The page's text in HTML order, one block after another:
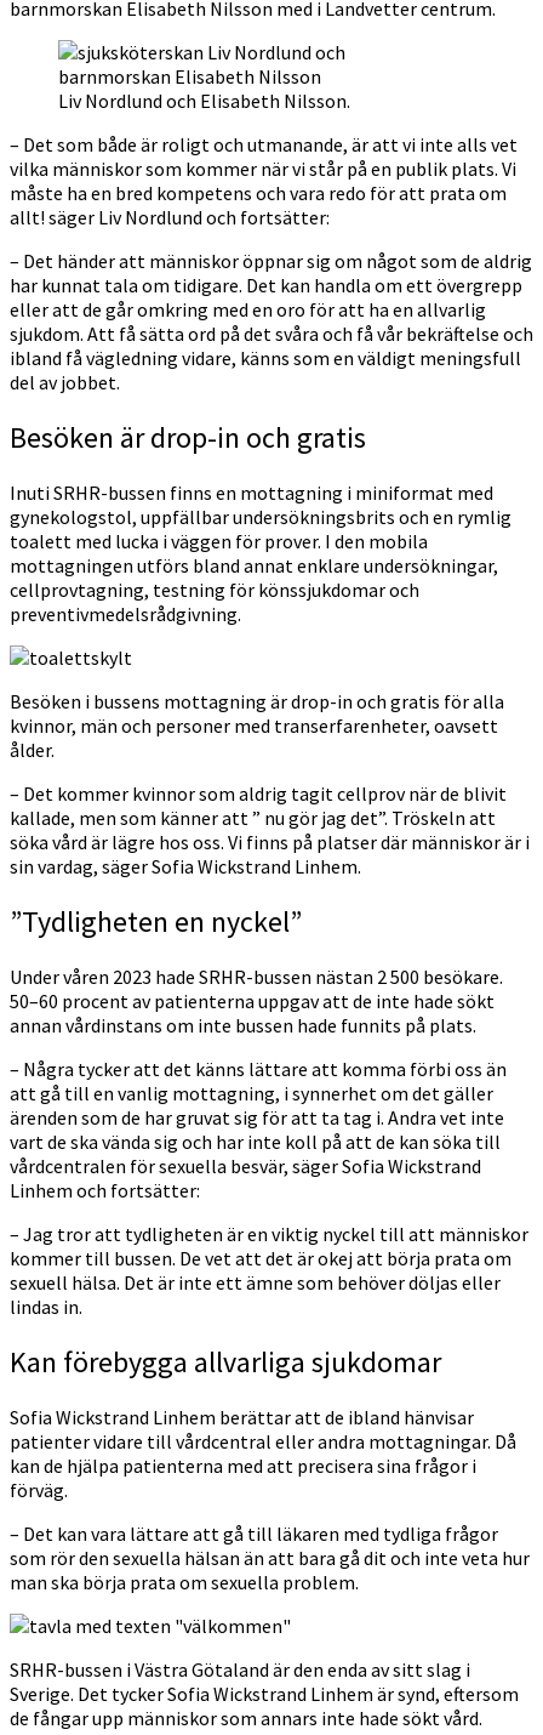
barnmorskan Elisabeth Nilsson med i Landvetter centrum.
Liv Nordlund och Elisabeth Nilsson.
– Det som både är roligt och utmanande, är att vi inte alls vet
vilka människor som kommer när vi står på en publik plats. Vi
måste ha en bred kompetens och vara redo för att prata om
allt! säger Liv Nordlund och fortsätter:
– Det händer att människor öppnar sig om något som de aldrig
har kunnat tala om tidigare. Det kan handla om ett övergrepp
eller att de går omkring med en oro för att ha en allvarlig
sjukdom. Att få sätta ord på det svåra och få vår bekräftelse och
ibland få vägledning vidare, känns som en väldigt meningsfull
del av jobbet.
Besöken är drop-in och gratis
Inuti SRHR-bussen finns en mottagning i miniformat med
gynekologstol, uppfällbar undersökningsbrits och en rymlig
toalett med lucka i väggen för prover. I den mobila
mottagningen utförs bland annat enklare undersökningar,
cellprovtagning, testning för könssjukdomar och
preventivmedelsrådgivning.
Besöken i bussens mottagning är drop-in och gratis för alla
kvinnor, män och personer med transerfarenheter, oavsett
ålder.
– Det kommer kvinnor som aldrig tagit cellprov när de blivit
kallade, men som känner att ” nu gör jag det”. Tröskeln att
söka vård är lägre hos oss. Vi finns på platser där människor är i
sin vardag, säger Sofia Wickstrand Linhem.
”Tydligheten en nyckel”
Under våren 2023 hade SRHR-bussen nästan 2 500 besökare.
50–60 procent av patienterna uppgav att de inte hade sökt
annan vårdinstans om inte bussen hade funnits på plats.
– Några tycker att det känns lättare att komma förbi oss än
att gå till en vanlig mottagning, i synnerhet om det gäller
ärenden som de har gruvat sig för att ta tag i. Andra vet inte
vart de ska vända sig och har inte koll på att de kan söka till
vårdcentralen för sexuella besvär, säger Sofia Wickstrand
Linhem och fortsätter:
– Jag tror att tydligheten är en viktig nyckel till att människor
kommer till bussen. De vet att det är okej att börja prata om
sexuell hälsa. Det är inte ett ämne som behöver döljas eller
lindas in.
Kan förebygga allvarliga sjukdomar
Sofia Wickstrand Linhem berättar att de ibland hänvisar
patienter vidare till vårdcentral eller andra mottagningar. Då
kan de hjälpa patienterna med att precisera sina frågor i
förväg.
– Det kan vara lättare att gå till läkaren med tydliga frågor
som rör den sexuella hälsan än att bara gå dit och inte veta hur
man ska börja prata om sexuella problem.
SRHR-bussen i Västra Götaland är den enda av sitt slag i
Sverige. Det tycker Sofia Wickstrand Linhem är synd, eftersom
de fångar upp människor som annars inte hade sökt vård.